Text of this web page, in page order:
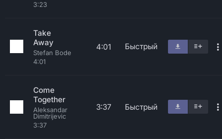
3:23
Take
Away
Stefan Bode
4:01
4:01 Быстрый
Come
Together
Aleksandar
Dimitrijevic
3:37
3:37 Быстрый